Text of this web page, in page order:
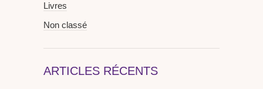
Livres
Non classé
ARTICLES RÉCENTS